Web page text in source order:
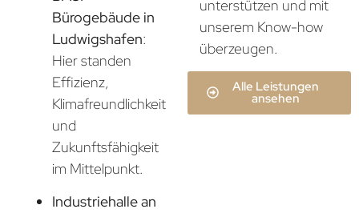
Bürogebäude in
Ludwigshafen:
Hier standen
Effizienz,
Klimafreundlichkeit
und
Zukunftsfähigkeit
im Mittelpunkt.
Industriehalle an
unterstützen und mit
unserem Know-how
überzeugen.
Alle Leistungen
ansehen